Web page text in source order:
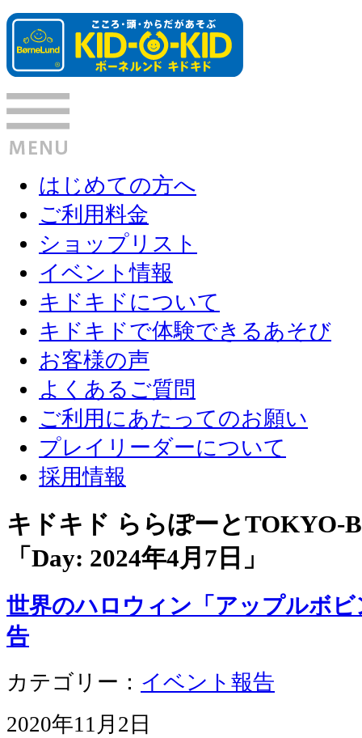
はじめての方へ
ご利用料金
ショップリスト
イベント情報
キドキドについて
キドキドで体験できるあそび
お客様の声
よくあるご質問
ご利用にあたってのお願い
プレイリーダーについて
採用情報
キドキド ららぽーと
「Day: 2024年4月7日 」
世界のハロウィン「アップルボ
告
カテゴリー： イベント報告
2020年11月2日